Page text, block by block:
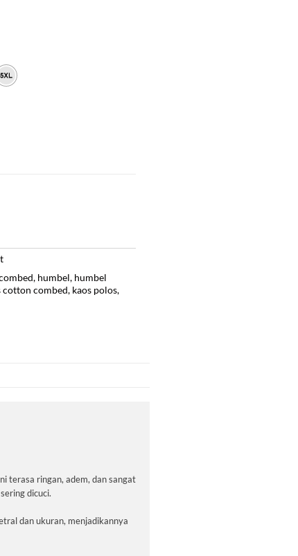
, humbel, humbel
cotton combed, kaos polos,
terasa ringan, adem, dan sangat
dicuci.
dan ukuran, menjadikannya